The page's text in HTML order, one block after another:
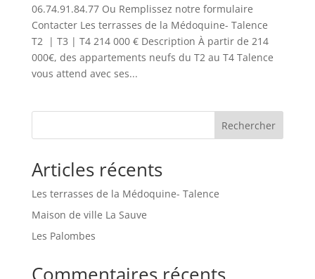
06.74.91.84.77 Ou Remplissez notre formulaire
Contacter Les terrasses de la Médoquine- Talence
T2 | T3 | T4 214 000 € Description À partir de 214
000€, des appartements neufs du T2 au T4 Talence
vous attend avec ses...
Rechercher
Articles récents
Les terrasses de la Médoquine- Talence
Maison de ville La Sauve
Les Palombes